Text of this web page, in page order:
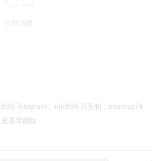
全部回復
Telegram：xilic666 西里賴：monesa74
查看電腦版